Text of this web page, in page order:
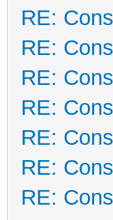
RE:
RE:
RE:
RE:
RE:
RE:
RE: